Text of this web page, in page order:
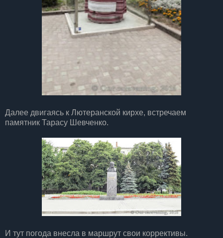
Далее двигаясь к Лютеранской кирхе, встречаем
памятник Тарасу Шевченко.
И тут погода внесла в маршрут свои коррективы.